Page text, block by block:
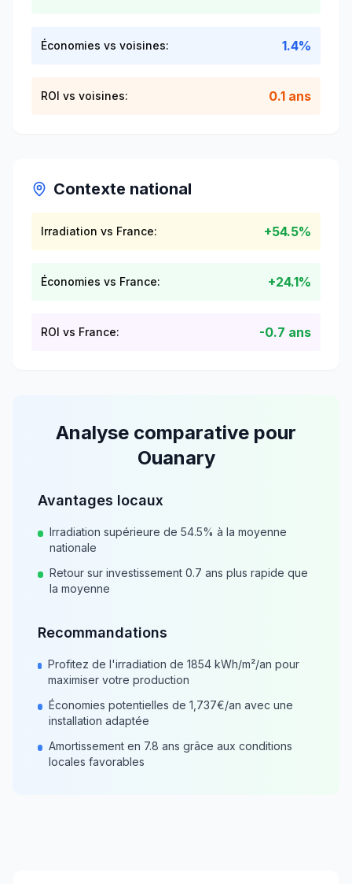
Économies vs voisines: 1.4%
ROI vs voisines: 0.1 ans
Contexte national
Irradiation vs France: +54.5%
Économies vs France: +24.1%
ROI vs France: -0.7 ans
Analyse comparative pour
Ouanary
Avantages locaux
Irradiation supérieure de54.5% à la moyenne
nationale
Retour sur investissement 0.7 ans plus rapide que
la moyenne
Recommandations
Profitez de l'irradiation de1854 kWh/m²/an pour
maximiser votre production
Économies potentielles de1,737€/an avec une
installation adaptée
Amortissement en 7.8 ans grâce aux conditions
locales favorables